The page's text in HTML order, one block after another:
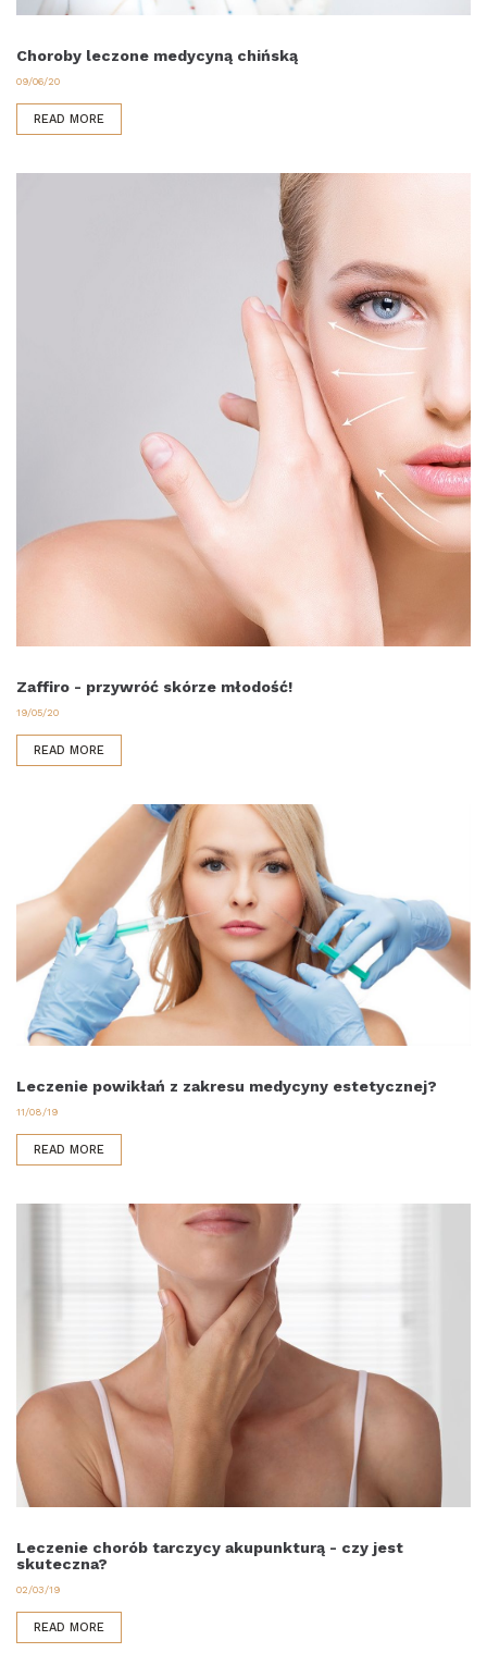
Choroby leczone medycyną chińską
09/06/20
READ MORE
Zaffiro - przywróć skórze młodość!
19/05/20
READ MORE
Leczenie powikłań z zakresu medycyny estetycznej?
11/08/19
READ MORE
Leczenie chorób tarczycy akupunkturą - czy jest
skuteczna?
02/03/19
READ MORE